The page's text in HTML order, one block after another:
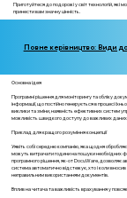
Приготуйтеся до подорожі у світ технологій,
принести вам значну цінність.
Повне керівництво: Види
Основна ідея
Програмні рішення для моніторингу та обліку
інформації, що постійно генерується в процесі
виклики та зміни, наявність ефективних систем
можливість швидкого доступу до важливих даних,
Приклад для кращого розуміння концепції
Уявіть собі середню компанію, яка щодня обробляє
можуть витрачати години на пошуки необхідних
програмного рішення, як-от DocuWare, дозволяє
система автоматично відстежує, хто і коли
неправильним використанням документів.
Вплив на читача та важливість врахування у